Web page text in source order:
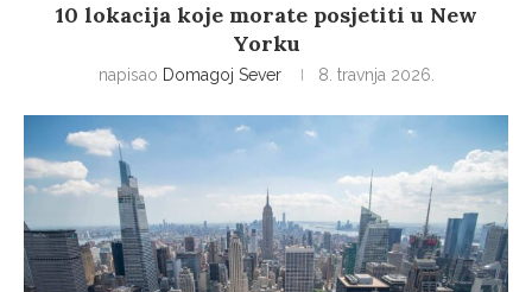
10 lokacija koje morate posjetiti u New
Yorku
napisao Domagoj Sever 8. travnja 2026.